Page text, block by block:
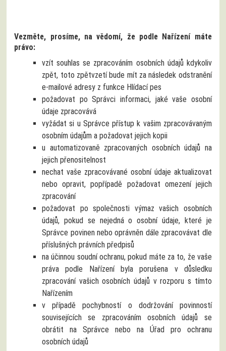
Vezměte, prosíme, na vědomí, že podle Nařízení máte
právo:
vzít souhlas se zpracováním osobních údajů kdykoliv
zpět, toto zpětvzetí bude mít za následek odstranění
e-mailové adresy z funkce Hlídací pes
požadovat po Správci informaci, jaké vaše osobní
údaje zpracovává
vyžádat si u Správce přístup k vašim zpracovávaným
osobním údajům a požadovat jejich kopii
u automatizovaně zpracovaných osobních údajů na
jejich přenositelnost
nechat vaše zpracovávané osobní údaje aktualizovat
nebo opravit, popřípadě požadovat omezení jejich
zpracování
požadovat po společnosti výmaz vašich osobních
údajů, pokud se nejedná o osobní údaje, které je
Správce povinen nebo oprávněn dále zpracovávat dle
příslušných právních předpisů
na účinnou soudní ochranu, pokud máte za to, že vaše
práva podle Nařízení byla porušena v důsledku
zpracování vašich osobních údajů v rozporu s tímto
Nařízením
v případě pochybností o dodržování povinností
souvisejících se zpracováním osobních údajů se
obrátit na Správce nebo na Úřad pro ochranu
osobních údajů